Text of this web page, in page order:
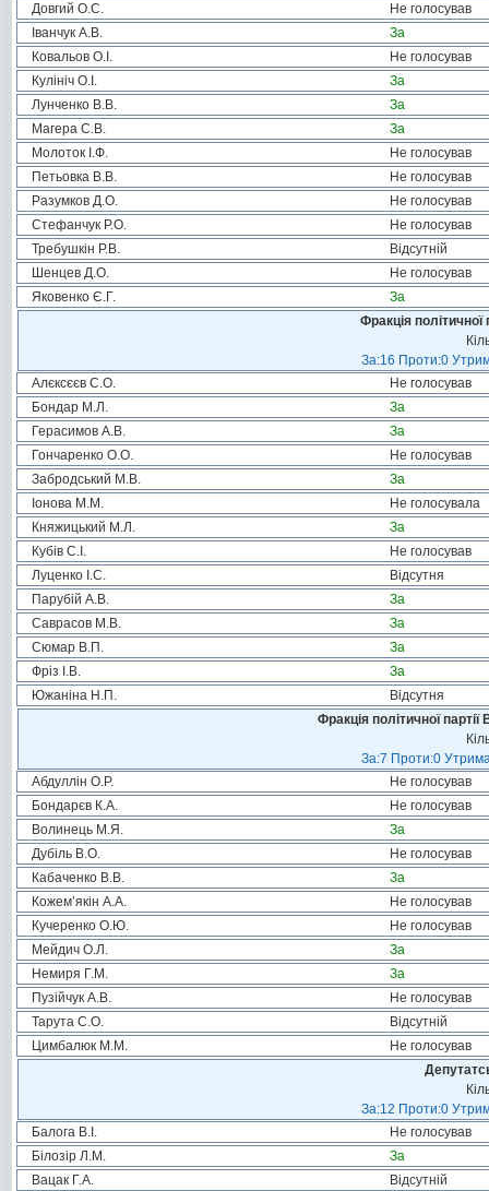
Довгий О.С.
Не голосував
Іванчук А.В.
За
Ковальов О.І.
Не голосував
Кулініч О.І.
За
Лунченко В.В.
За
Магера С.В.
За
Молоток І.Ф.
Не голосував
Петьовка В.В.
Не голосував
Разумков Д.О.
Не голосував
Стефанчук Р.О.
Не голосував
Требушкін Р.В.
Відсутній
Шенцев Д.О.
Не голосував
Яковенко Є.Г.
За
Фракція
За:16 Проти:0
Алєксєєв С.О.
Не голосував
Бондар М.Л.
За
Герасимов А.В.
За
Гончаренко О.О.
Не голосував
Забродський М.В.
За
Іонова М.М.
Не голосувала
Княжицький М.Л.
За
Кубів С.І.
Не голосував
Луценко І.С.
Відсутня
Парубій А.В.
За
Саврасов М.В.
За
Сюмар В.П.
За
Фріз І.В.
За
Южаніна Н.П.
Відсутня
Фракція політичної
За:7 Проти:0
Абдуллін О.Р.
Не голосував
Бондарєв К.А.
Не голосував
Волинець М.Я.
За
Дубіль В.О.
Не голосував
Кабаченко В.В.
За
Кожем’якін А.А.
Не голосував
Кучеренко О.Ю.
Не голосував
Мейдич О.Л.
За
Немиря Г.М.
За
Пузійчук А.В.
Не голосував
Тарута С.О.
Відсутній
Цимбалюк М.М.
Не голосував
За:12 Проти:0
Балога В.І.
Не голосував
Білозір Л.М.
За
Вацак Г.А.
Відсутній